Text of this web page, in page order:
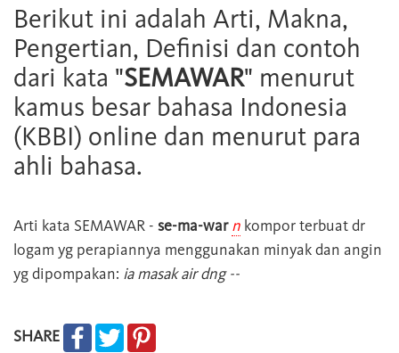
Berikut ini adalah Arti, Makna,
Pengertian, Definisi dan contoh
dari kata "SEMAWAR" menurut
kamus besar bahasa Indonesia
(KBBI) online dan menurut para
ahli bahasa.
Arti kata SEMAWAR - se-ma-war n kompor terbuat dr
logam yg perapiannya menggunakan minyak dan angin
yg dipompakan: ia masak air dng --
SHARE